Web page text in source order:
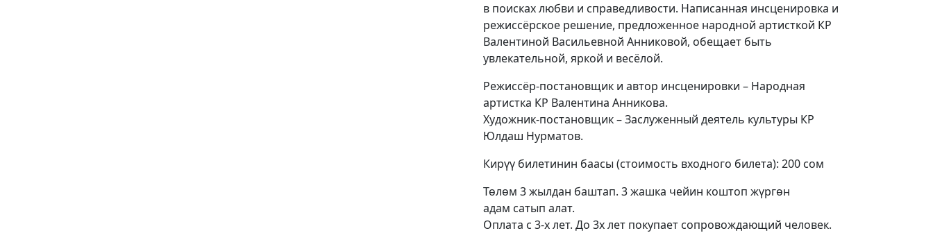
в поисках любви и справедливости. Написанная инсценировка и
режиссёрское решение, предложенное народной артисткой КР
Валентиной Васильевной Анниковой, обещает быть
увлекательной, яркой и весёлой.
Режиссёр-постановщик и автор инсценировки – Народная
артистка КР Валентина Анникова.
Художник-постановщик – Заслуженный деятель культуры КР
Юлдаш Нурматов.
Кирүү билетинин баасы (стоимость входного билета): 200 сом
Төлөм 3 жылдан баштап. 3 жашка чейин коштоп жүргөн
адам сатып алат.
Оплата с 3-х лет. До 3х лет покупает сопровождающий человек.